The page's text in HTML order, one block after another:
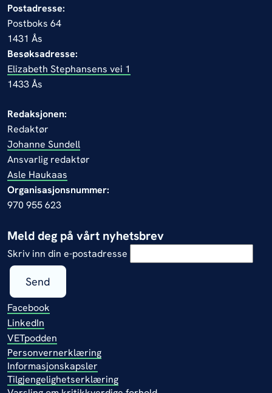
Postadresse:
Postboks 64
1431 Ås
Besøksadresse:
Elizabeth Stephansens vei 1
1433 Ås
Redaksjonen:
Redaktør
Johanne Sundell
Ansvarlig redaktør
Asle Haukaas
Organisasjonsnummer:
970 955 623
Meld deg på vårt nyhetsbrev
Skriv inn din e-postadresse
Send
Facebook
LinkedIn
VETpodden
Personvernerklæring
Informasjonskapsler
Tilgjengelighetserklæring